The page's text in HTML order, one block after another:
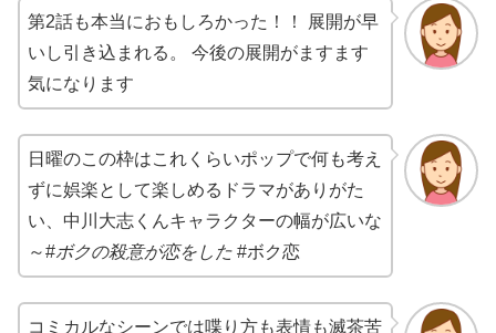
第2話も本当におもしろかった！！ 展開が早
いし引き込まれる。 今後の展開がますます
気になります
日曜のこの枠はこれくらいポップで何も考え
ずに娯楽として楽しめるドラマがありがた
い、中川大志くんキャラクターの幅が広いな
～#ボクの殺意が恋をした #ボク恋
コミカルなシーンでは喋り方も表情も滅茶苦